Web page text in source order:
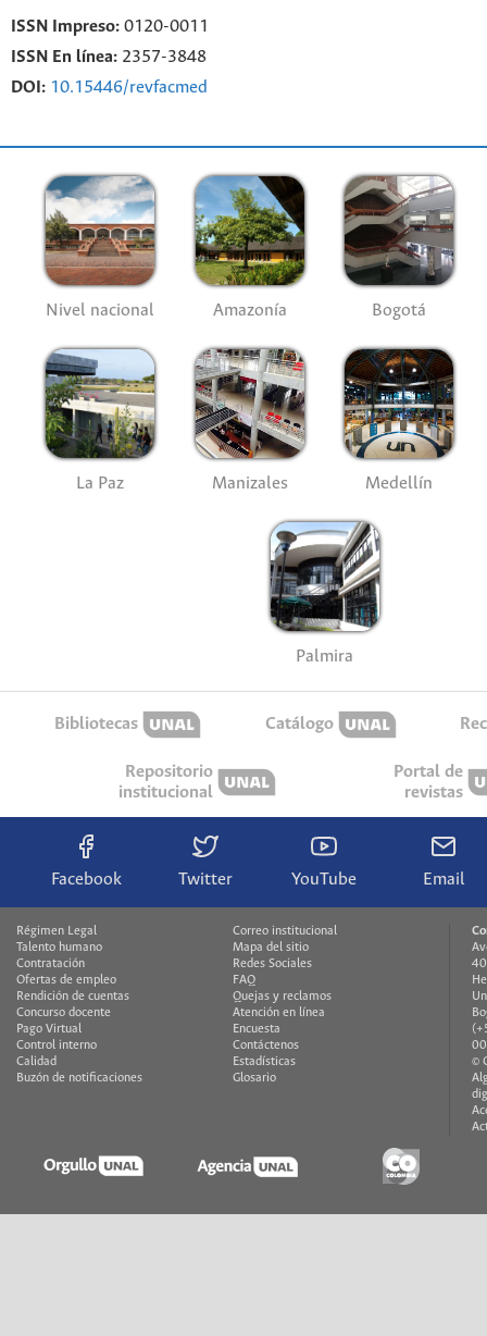
ISSN Impreso: 0120-0011
ISSN En línea: 2357-3848
DOI: 10.15446/revfacmed
Nivel nacional Amazonía Bogotá
La Paz Manizales Medellín
Palmira
Bibliotecas Catálogo
Repositorio
institucional
Portal de
revistas
Facebook Twitter YouTube Email
Régimen Legal
Talento humano
Contratación
Ofertas de empleo
Rendición de cuentas
Concurso docente
Pago Virtual
Control interno
Calidad
Buzón de notificaciones
Correo institucional
Mapa del sitio
Redes Sociales
FAQ
Quejas y reclamos
Atención en línea
Encuesta
Contáctenos
Estadísticas
Glosario
©